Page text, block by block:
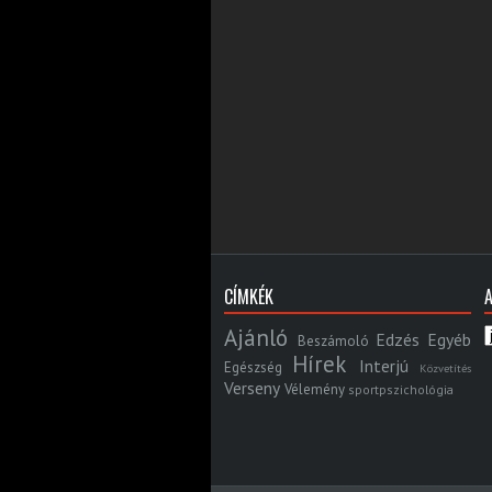
CÍMKÉK
Ajánló Beszámoló Edzés Egyéb
Egészség Hírek Interjú Közvetítés
Verseny Vélemény sportpszichológia